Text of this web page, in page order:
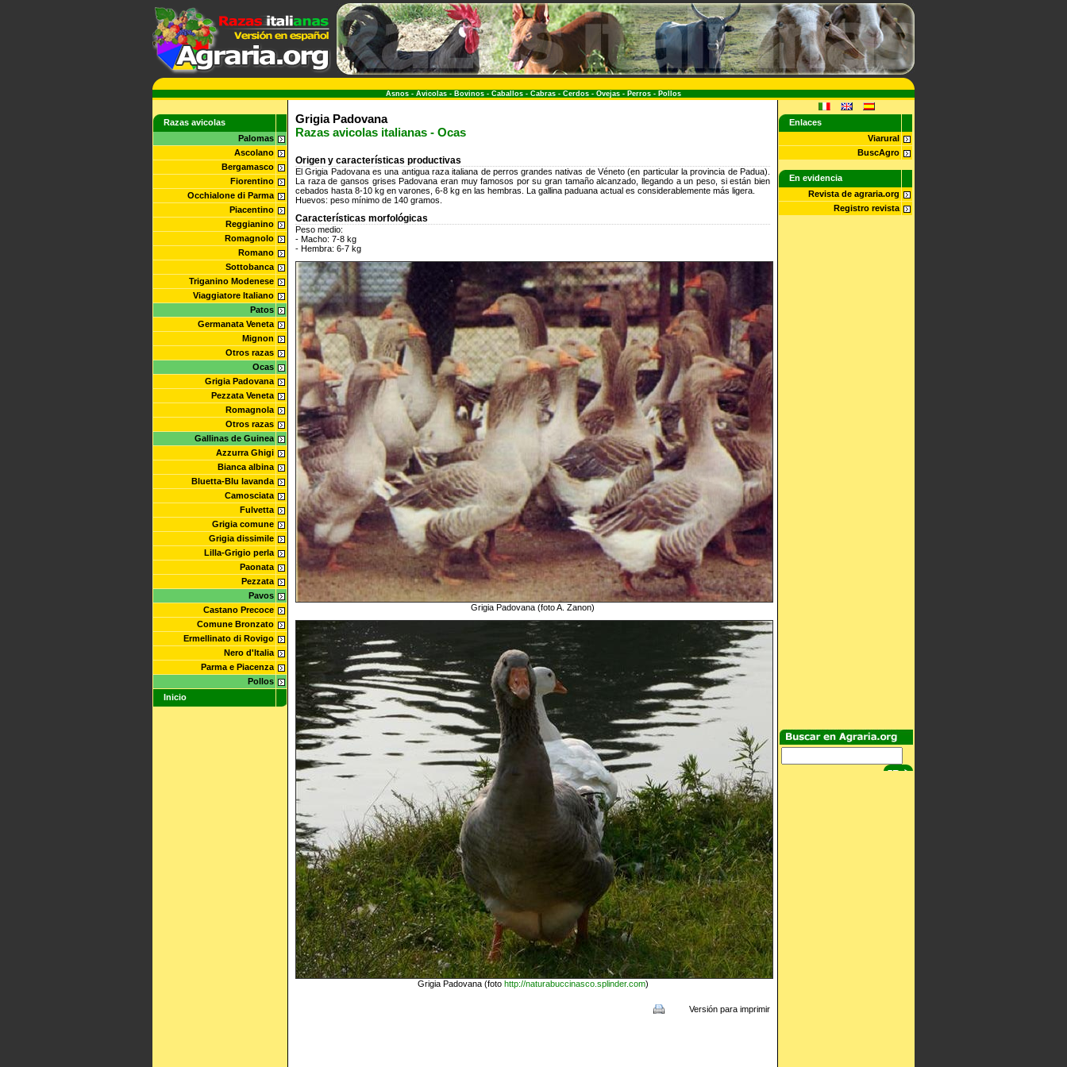
Asnos - Avicolas - Bovinos - Caballos - Cabras - Cerdos - Ovejas - Perros - Pollos
Razas avicolas
Palomas
Ascolano
Bergamasco
Fiorentino
Occhialone di Parma
Piacentino
Reggianino
Romagnolo
Romano
Sottobanca
Triganino Modenese
Viaggiatore Italiano
Patos
Germanata Veneta
Mignon
Otros razas
Ocas
Grigia Padovana
Pezzata Veneta
Romagnola
Otros razas
Gallinas de Guinea
Azzurra Ghigi
Bianca albina
Bluetta-Blu lavanda
Camosciata
Fulvetta
Grigia comune
Grigia dissimile
Lilla-Grigio perla
Paonata
Pezzata
Pavos
Castano Precoce
Comune Bronzato
Ermellinato di Rovigo
Nero d'Italia
Parma e Piacenza
Pollos
Inicio
Grigia Padovana
Razas avicolas italianas - Ocas
Origen y características productivas
El Grigia Padovana es una antigua raza italiana de perros grandes nativas de Véneto (en particular la provincia de Padua).
La raza de gansos grises Padovana eran muy famosos por su gran tamaño alcanzado, llegando a un peso, si están bien
cebados hasta 8-10 kg en varones, 6-8 kg en las hembras. La gallina paduana actual es considerablemente más ligera.
Huevos: peso mínimo de 140 gramos.
Características morfológicas
Peso medio:
- Macho: 7-8 kg
- Hembra: 6-7 kg
Grigia Padovana (foto A. Zanon)
Grigia Padovana (foto http://naturabuccinasco.splinder.com)
Versión para imprimir
Enlaces
Viarural
BuscAgro
En evidencia
Revista de agraria.org
Registro revista